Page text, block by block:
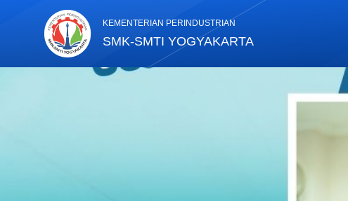
KEMENTERIAN PERINDUSTRIAN
SMK-SMTI YOGYAKARTA